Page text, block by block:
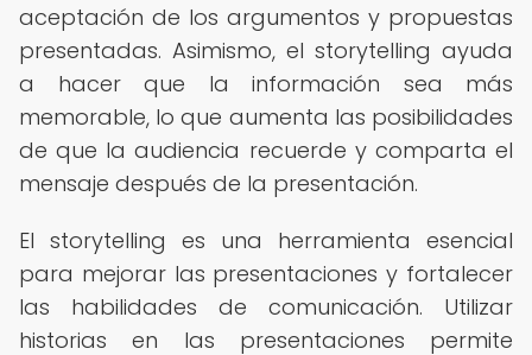
aceptación de los argumentos y propuestas
presentadas. Asimismo, el storytelling ayuda
a hacer que la información sea más
memorable, lo que aumenta las posibilidades
de que la audiencia recuerde y comparta el
mensaje después de la presentación.
El storytelling es una herramienta esencial
para mejorar las presentaciones y fortalecer
las habilidades de comunicación. Utilizar
historias en las presentaciones permite